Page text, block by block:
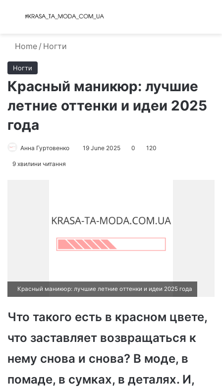
Menu
Home / Ногти
Ногти
Красный маникюр: лучшие
летние оттенки и идеи 2025
года
Анна Гуртовенко 19 June 2025 0 120
9 хвилини читання
Красный маникюр: лучшие летние оттенки и идеи 2025 года
Что такого есть в красном цвете,
что заставляет возвращаться к
нему снова и снова? В моде, в
помаде, в сумках, в деталях. И,